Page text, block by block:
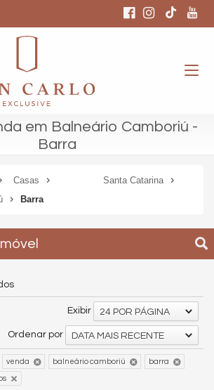
em Balneário Camboriú -
Barra
Casas
Santa Catarina
Barra
Exibir 24 POR PÁGINA
Ordenar por DATA MAIS RECENTE
venda balneário camboriú barra